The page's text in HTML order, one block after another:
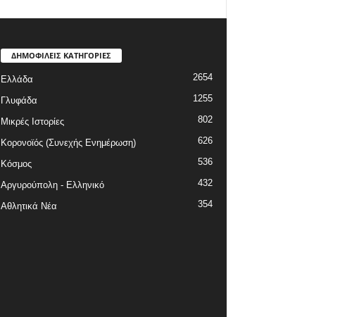
ΔΗΜΟΦΙΛΕΙΣ ΚΑΤΗΓΟΡΙΕΣ
Ελλάδα 2654
Γλυφάδα 1255
Μικρές Ιστορίες 802
Κορονοϊός (Συνεχής Ενημέρωση) 626
Κόσμος 536
Αργυρούπολη - Ελληνικό 432
Αθλητικά Νέα 354